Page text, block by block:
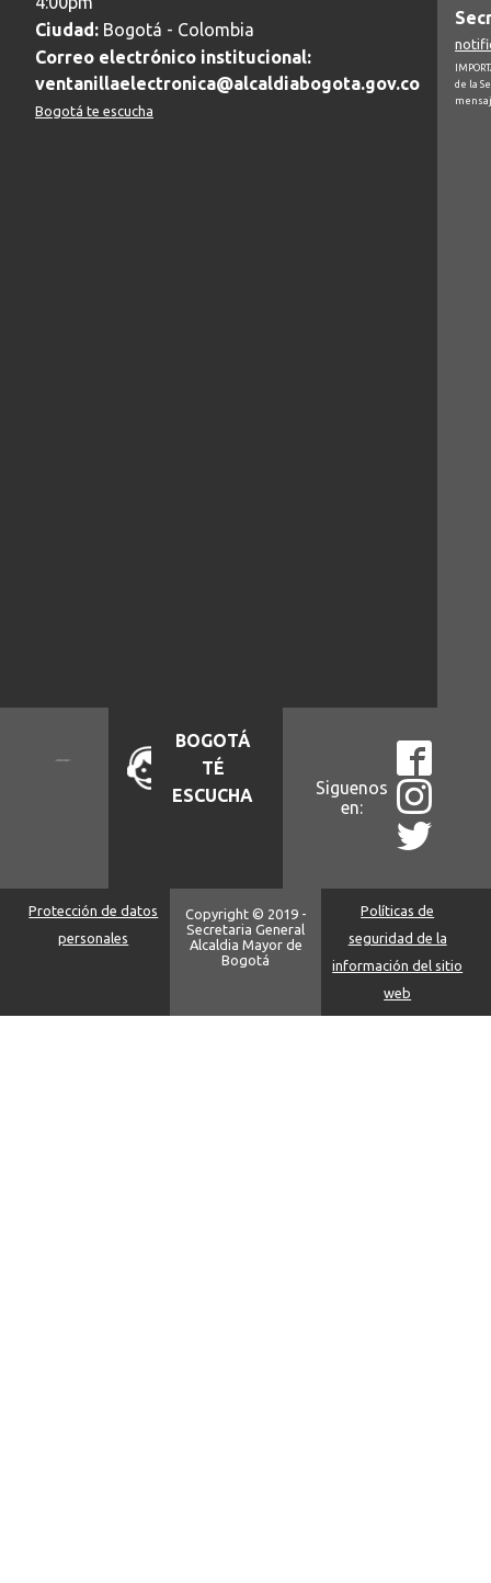
Ciudad: Bogotá - Colombia
Correo electrónico institucional:
ventanillaelectronica@alcaldiabogota.gov.co
Bogotá te escucha
de la
BOGOTÁ
TÉ
ESCUCHA
Siguenos
en:
Protección de datos
personales
Copyright © 2019 -
Secretaria General
Alcaldia Mayor de
Bogotá
Políticas de
seguridad de la
información del sitio
web